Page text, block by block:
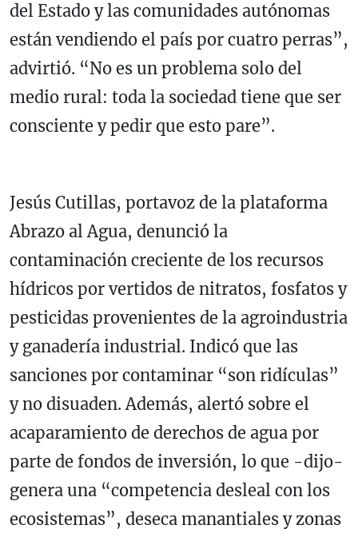
del Estado y las comunidades autónomas
están vendiendo el país por cuatro perras”,
advirtió. “No es un problema solo del
medio rural: toda la sociedad tiene que ser
consciente y pedir que esto pare”.
Jesús Cutillas, portavoz de la plataforma
Abrazo al Agua, denunció la
contaminación creciente de los recursos
hídricos por vertidos de nitratos, fosfatos y
pesticidas provenientes de la agroindustria
y ganadería industrial. Indicó que las
sanciones por contaminar “son ridículas”
y no disuaden. Además, alertó sobre el
acaparamiento de derechos de agua por
parte de fondos de inversión, lo que -dijo-
genera una “competencia desleal con los
ecosistemas”, deseca manantiales y zonas